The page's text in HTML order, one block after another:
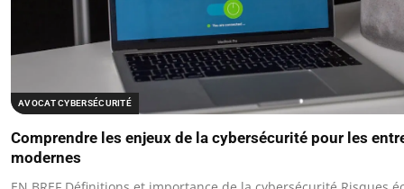
AVOCAT CYBERSÉCURITÉ
Comprendre les enjeux de la cybersécurité pour les
modernes